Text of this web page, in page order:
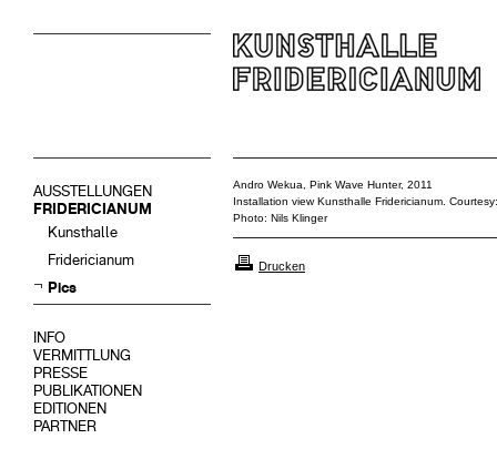
AUSSTELLUNGEN
FRIDERICIANUM
Kunsthalle
Fridericianum
Pics
INFO
VERMITTLUNG
PRESSE
PUBLIKATIONEN
EDITIONEN
PARTNER
Andro Wekua, Pink Wave Hunter, 2011
Installation view Kunsthalle Fridericianum.
Photo: Nils Klinger
Drucken